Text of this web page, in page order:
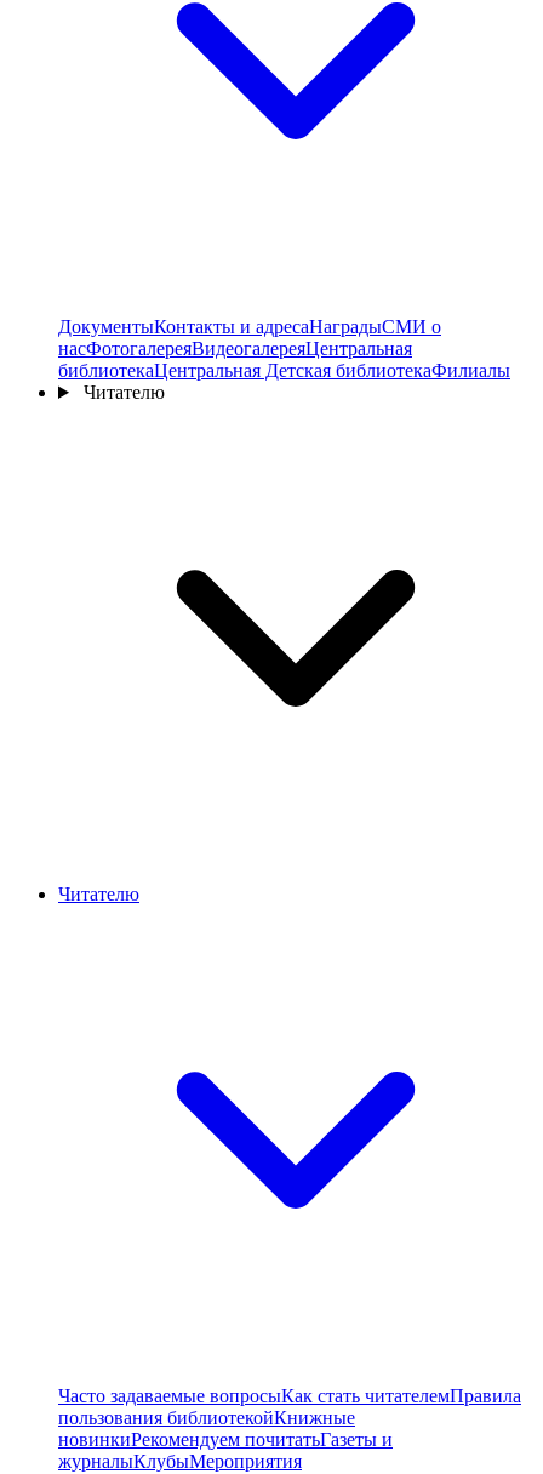
ДокументыКонтакты и адресаНаградыСМИ о
насФотогалереяВидеогалереяЦентральная
библиотекаЦентральная Детская библиотекаФилиалы
Читателю
Читателю
Часто задаваемые вопросыКак стать читателемПравила
пользования библиотекойКнижные
новинкиРекомендуем почитатьГазеты и
журналыКлубыМероприятия